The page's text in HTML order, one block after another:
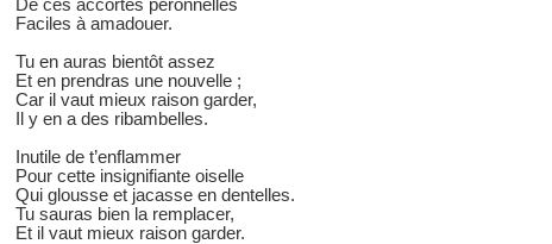
De ces accortes péronnelles
Faciles à amadouer.
Tu en auras bientôt assez
Et en prendras une nouvelle ;
Car il vaut mieux raison garder,
Il y en a des ribambelles.
Inutile de t’enflammer
Pour cette insignifiante oiselle
Qui glousse et jacasse en dentelles.
Tu sauras bien la remplacer,
Et il vaut mieux raison garder.